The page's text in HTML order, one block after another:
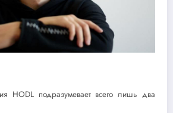
HODL подразумевает всего лишь два